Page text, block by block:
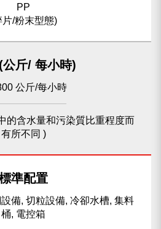
PP
片/粉末型態)
公斤/ 每小時)
公斤/每小時
的含水量和污染質比重程度而
有所不同 )
準配置
備, 切粒設備, 冷卻水槽, 集料
桶, 電控箱